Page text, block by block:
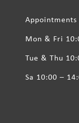
Mon & Fri
Tue & Thu
Sa 10:00 –